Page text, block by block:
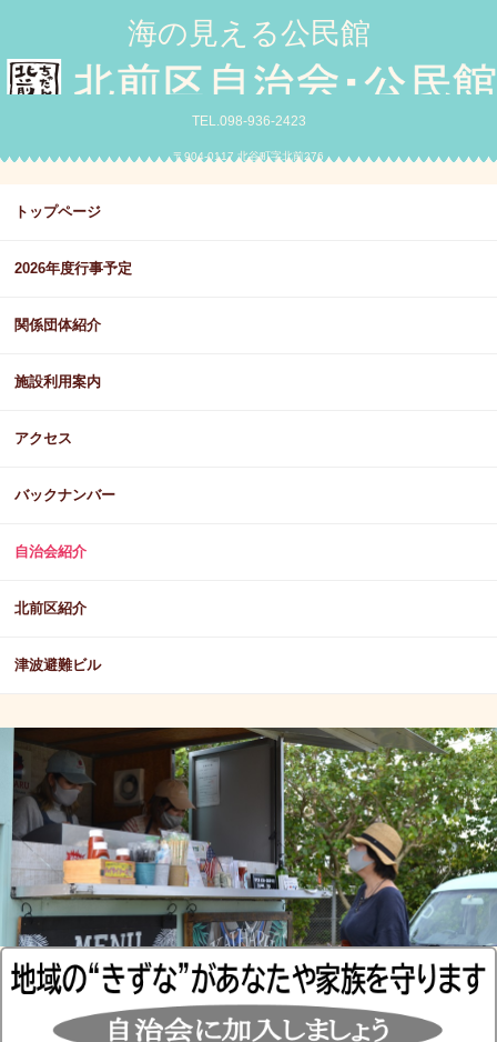
海の見える公民館
TEL.098-936-2423
〒904-0117 北谷町字北前276
トップページ
2026年度行事予定
関係団体紹介
施設利用案内
アクセス
バックナンバー
自治会紹介
北前区紹介
津波避難ビル